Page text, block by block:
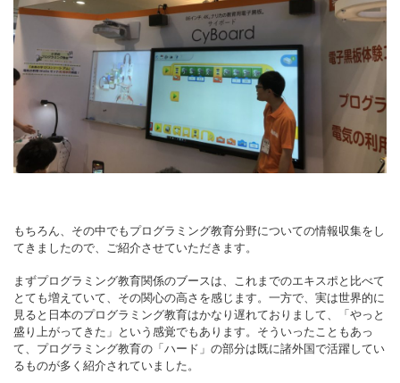
もちろん、その中でもプログラミング教育分野についての情報収集をし
てきましたので、ご紹介させていただきます。
まずプログラミング教育関係のブースは、これまでのエキスポと比べて
とても増えていて、その関心の高さを感じます。一方で、実は世界的に
見ると日本のプログラミング教育はかなり遅れておりまして、「やっと
盛り上がってきた」という感覚でもあります。そういったこともあっ
て、プログラミング教育の「ハード」の部分は既に諸外国で活躍してい
るものが多く紹介されていました。